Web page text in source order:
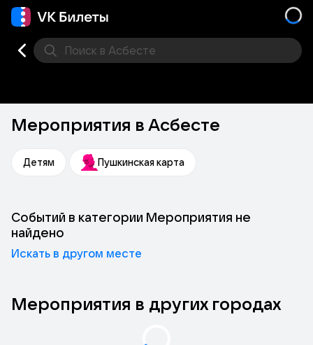
Поиск в Асбесте
Мероприятия в Асбесте
Детям Пушкинская карта
Событий в категории Мероприятия не
найдено
Искать в другом месте
Мероприятия в других городах